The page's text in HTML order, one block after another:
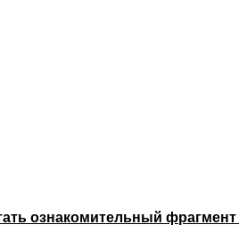
ознакомительный